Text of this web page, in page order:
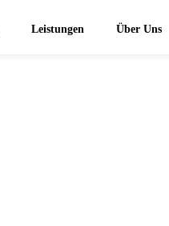
Leistungen Über Uns